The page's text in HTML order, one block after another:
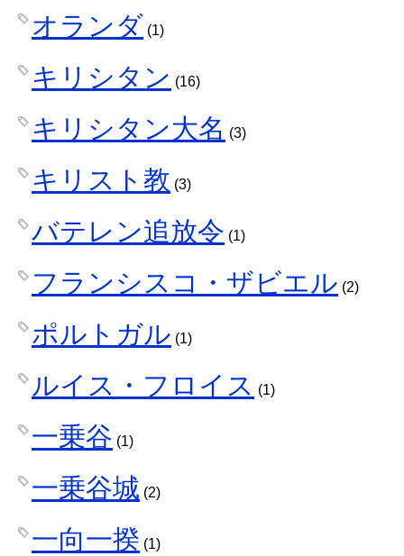
オランダ (1)
キリシタン (16)
キリシタン大名 (3)
キリスト教 (3)
バテレン追放令 (1)
フランシスコ・ザビエル (2)
ポルトガル (1)
ルイス・フロイス (1)
一乗谷 (1)
一乗谷城 (2)
一向一揆 (1)